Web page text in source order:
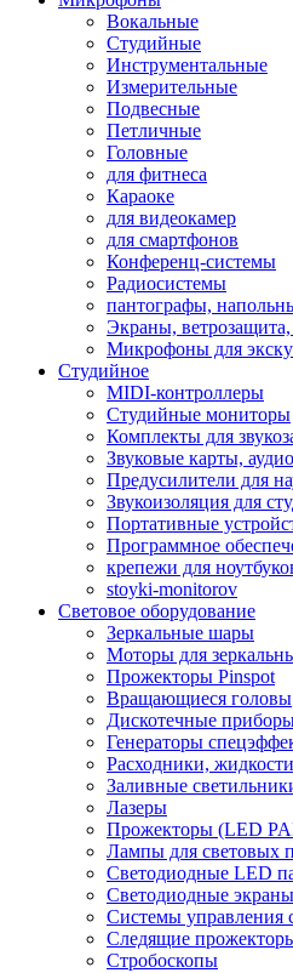
Вокальные
Студийные
Инструментальные
Измерительные
Подвесные
Петличные
Головные
для фитнеса
Караоке
для видеокамер
для смартфонов
Конференц-системы
Радиосистемы
пантографы,
Экраны,
Микрофоны для
Студийное
MIDI-контроллеры
Студийные мониторы
Комплекты для
Звуковые карты,
Предусилители для
Звукоизоляция для
Портативные
Программное
крепежи для
stoyki-monitorov
Световое оборудование
Зеркальные шары
Моторы для
Прожекторы Pinspot
Вращающиеся головы
Дискотечные
Генераторы
Расходники,
Заливные
Лазеры
Прожекторы (LED
Лампы для световых
Светодиодные LED
Светодиодные экраны
Системы управления
Следящие
Стробоскопы